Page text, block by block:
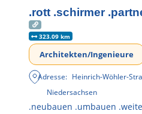
.rott .schirmer
323.09 km
Architekten/Ingenieure
Adresse: Heinrich-Wöhler-
Niedersachsen
.neubauen .umbauen